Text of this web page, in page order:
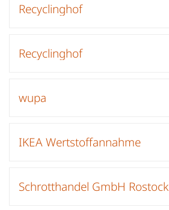
Recyclinghof
Recyclinghof
wupa
IKEA Wertstoffannahme
Schrotthandel GmbH Rostock